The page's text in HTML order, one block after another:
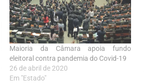
Maioria da Câmara apoia fundo
eleitoral contra pandemia do Covid-19
26 de abril de 2020
Em "Estado"